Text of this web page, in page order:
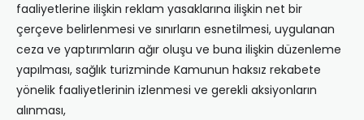
faaliyetlerine ilişkin reklam yasaklarına ilişkin net bir
çerçeve belirlenmesi ve sınırların esnetilmesi, uygulanan
ceza ve yaptırımların ağır oluşu ve buna ilişkin düzenleme
yapılması, sağlık turizminde Kamunun haksız rekabete
yönelik faaliyetlerinin izlenmesi ve gerekli aksiyonların
alınması,